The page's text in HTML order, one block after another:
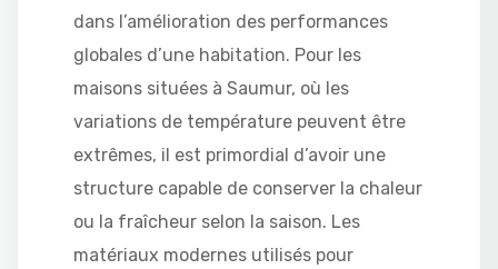
dans l’amélioration des performances
globales d’une habitation. Pour les
maisons situées à Saumur, où les
variations de température peuvent être
extrêmes, il est primordial d’avoir une
structure capable de conserver la chaleur
ou la fraîcheur selon la saison. Les
matériaux modernes utilisés pour